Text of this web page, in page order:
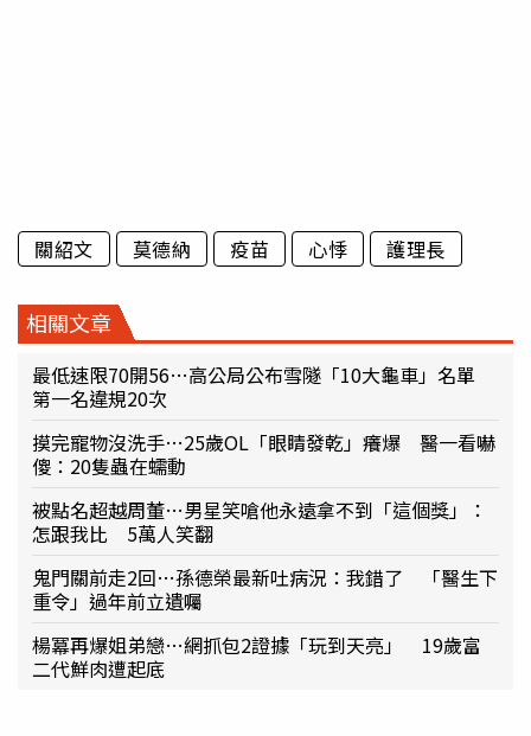
關紹文 莫德納 疫苗 心悸 護理長
相關文章
最低速限70開56…高公局公布雪隧「10大龜車」名單
第一名違規20次
摸完寵物沒洗手…25歲OL「眼睛發乾」癢爆 醫一看嚇
傻：20隻蟲在蠕動
被點名超越周董…男星笑嗆他永遠拿不到「這個獎」：
怎跟我比 5萬人笑翻
鬼門關前走2回…孫德榮最新吐病況：我錯了 「醫生下
重令」過年前立遺囑
楊冪再爆姐弟戀…網抓包2證據「玩到天亮」 19歲富
二代鮮肉遭起底